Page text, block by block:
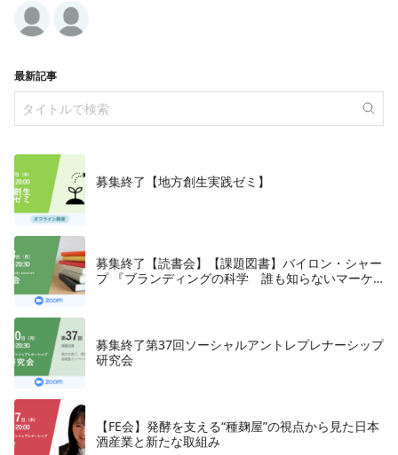
最新記事
募集終了【地方創生実践ゼミ】
募集終了【読書会】【課題図書】バイロン・シャー
プ 『ブランディングの科学 誰も知らないマーケ
募集終了第37回ソーシャルアントレプレナーシップ
研究会
【FE会】発酵を支える“種麹屋”の視点から見た日本
酒産業と新たな取組み